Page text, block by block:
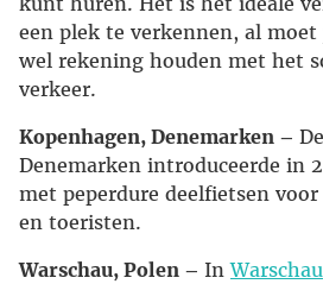
een plek te verkennen, al
wel rekening houden met het
verkeer.
Kopenhagen, Denemarken –
Denemarken introduceerde in
met peperdure deelfietsen
en toeristen.
Warschau, Polen – InWarschau